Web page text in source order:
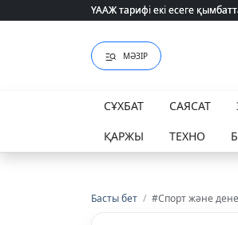
ҮААЖ тарифі екі есеге
ҮААЖ тарифі екі есеге
МӘЗІР
СҰХБАТ САЯСАТ
ҚАРЖЫ
ТЕХНО
Басты бет / #Спорт және